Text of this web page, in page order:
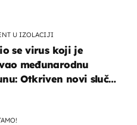
U IZOLACIJI
se virus koji je
međunarodnu
Otkriven novi slučaj